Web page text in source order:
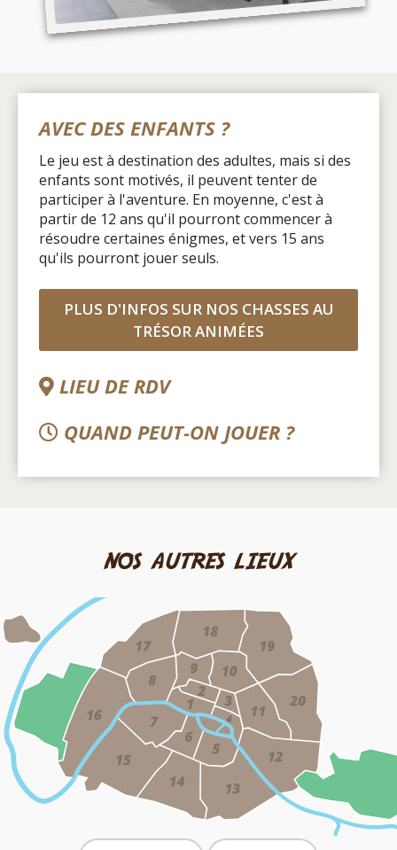
AVEC DES ENFANTS ?
Le jeu est à destination des adultes, mais si des
enfants sont motivés, il peuvent tenter de
participer à l'aventure. En moyenne, c'est à
partir de 12 ans qu'il pourront commencer à
résoudre certaines énigmes, et vers 15 ans
qu'ils pourront jouer seuls.
PLUS D'INFOS SUR NOS CHASSES AU
TRÉSOR ANIMÉES
LIEU DE RDV
QUAND PEUT-ON JOUER ?
nos autres lieux